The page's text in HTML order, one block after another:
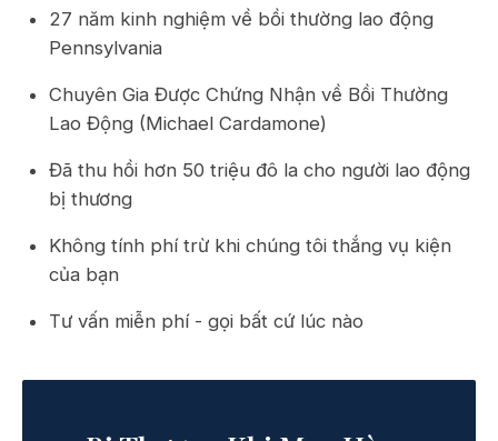
27 năm kinh nghiệm về bồi thường lao động
Pennsylvania
Chuyên Gia Được Chứng Nhận về Bồi Thường
Lao Động (Michael Cardamone)
Đã thu hồi hơn 50 triệu đô la cho người lao động
bị thương
Không tính phí trừ khi chúng tôi thắng vụ kiện
của bạn
Tư vấn miễn phí - gọi bất cứ lúc nào